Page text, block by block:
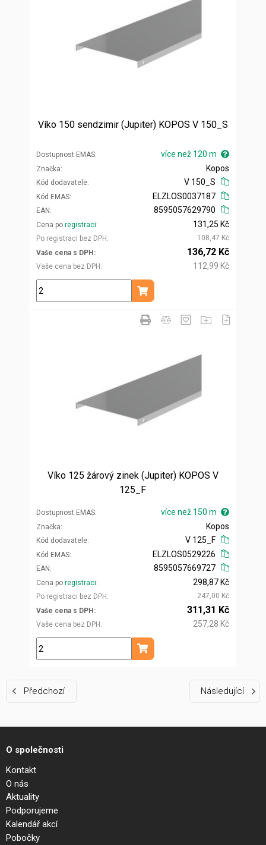
Víko 150 sendzimir (Jupiter) KOPOS V 150_S
Dostupnost EMAS více než 120 m
Značka
Kód dodavatele
Kopos
V 150_S
Kód EMAS
EAN
ELZLOS0037187
8595057629790
Cena po registraci
Po registraci bez DPH
131,25 Kč
108,47 Kč
Vaše cena s DPH
Vaše cena bez DPH
136,72 Kč
112,99 Kč
m
Přidat do košíku
Víko 125 žárový zinek (Jupiter) KOPOS V
125_F
Dostupnost EMAS více než 150 m
Značka
Kód dodavatele
Kopos
V 125_F
Kód EMAS
EAN
ELZLOS0529226
8595057669727
Cena po registraci
Po registraci bez DPH
298,87 Kč
247,00 Kč
Vaše cena s DPH
Vaše cena bez DPH
311,31 Kč
257,28 Kč
m
Přidat do košíku
Předchozí Následující
O společnosti
Kontakt
O nás
Aktuality
Podporujeme
Kalendář akcí
Pobočky